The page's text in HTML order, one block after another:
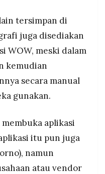
tersimpan di
juga disediakan
WOW, meski dalam
kemudian
secara manual
gunakan.
aplikasi
itu pun juga
namun
atau vendor